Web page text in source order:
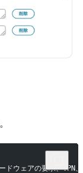
ドウェアの要求、